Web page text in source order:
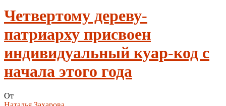
Четвертому дереву-
патриарху присвоен
индивидуальный куар-код с
начала этого года
От